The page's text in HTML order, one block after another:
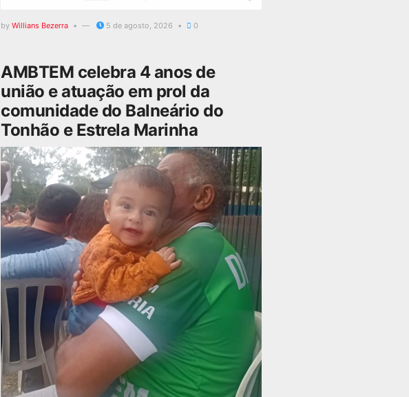
by Willians Bezerra 5 de agosto, 2026 0
AMBTEM celebra 4 anos de
união e atuação em prol da
comunidade do Balneário do
Tonhão e Estrela Marinha